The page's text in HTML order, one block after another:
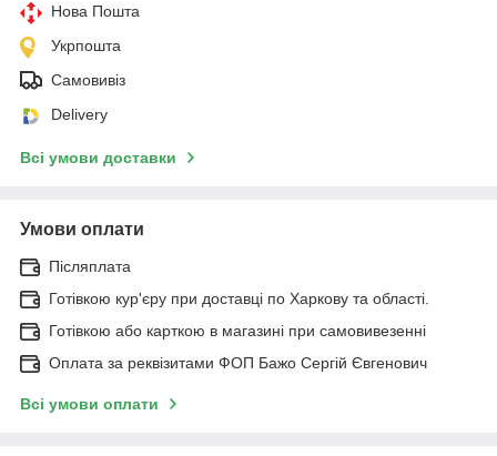
Нова Пошта
Укрпошта
Самовивіз
Delivery
Всі умови доставки
Умови оплати
Післяплата
Готівкою кур'єру при доставці по Харкову та області.
Готівкою або карткою в магазині при самовивезенні
Оплата за реквізитами ФОП Бажо Сергій Євгенович
Всі умови оплати